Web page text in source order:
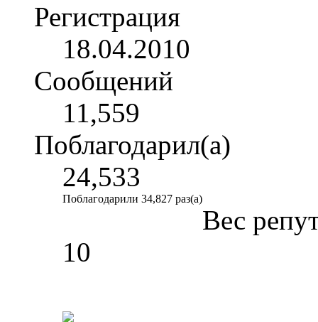
Регистрация
18.04.2010
Сообщений
11,559
Поблагодарил(а)
24,533
Поблагодарили 34,827 раз(а)
Вес
10